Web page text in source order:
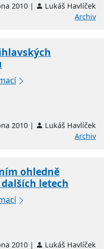
2010 |
Lukáš Havlíček
Archiv
2010 |
Lukáš Havlíček
Archiv
ohledně
letech
2010 | Lukáš Havlíček